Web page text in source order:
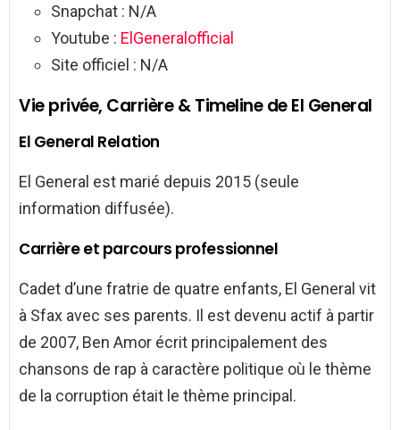
Snapchat : N/A
Youtube : ElGeneralofficial
Site officiel : N/A
Vie privée, Carrière & Timeline de El General
El General Relation
El General est marié depuis 2015 (seule
information diffusée).
Carrière et parcours professionnel
Cadet d’une fratrie de quatre enfants, El General vit
à Sfax avec ses parents. Il est devenu actif à partir
de 2007, Ben Amor écrit principalement des
chansons de rap à caractère politique où le thème
de la corruption était le thème principal.